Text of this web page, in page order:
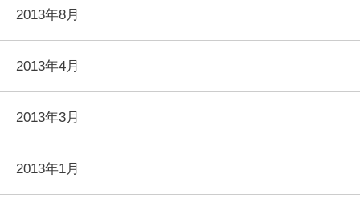
2013年8月
2013年4月
2013年3月
2013年1月